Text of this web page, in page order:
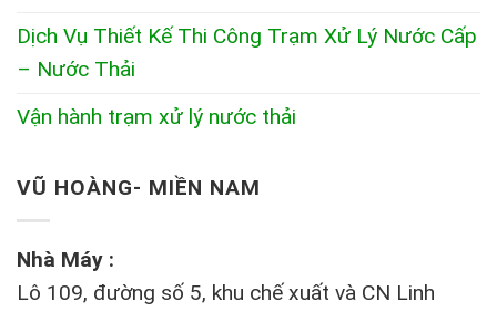
Dịch Vụ Thiết Kế Thi Công Trạm Xử Lý Nước Cấp
– Nước Thải
Vận hành trạm xử lý nước thải
VŨ HOÀNG- MIỀN NAM
Nhà Máy :
Lô 109, đường số 5, khu chế xuất và CN Linh